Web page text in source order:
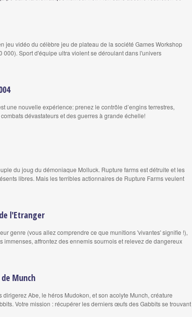
jeu vidéo du célèbre jeu de plateau de la société Games Workshop
000). Sport d'équipe ultra violent se déroulant dans l'univers
une nouvelle expérience: prenez le contrôle d’engins terrestres,
dévastateurs et des guerres à grande échelle!
du joug du démoniaque Molluck. Rupture farms est détruite et les
libres. Mais les terribles actionnaires de Rupture Farms veulent
l'Etranger
genre (vous allez comprendre ce que munitions 'vivantes' signifie !),
immenses, affrontez des ennemis sournois et relevez de dangereux
Munch
dirigerez Abe, le héros Mudokon, et son acolyte Munch, créature
Votre mission : récupérer les derniers œufs des Gabbits se trouvant